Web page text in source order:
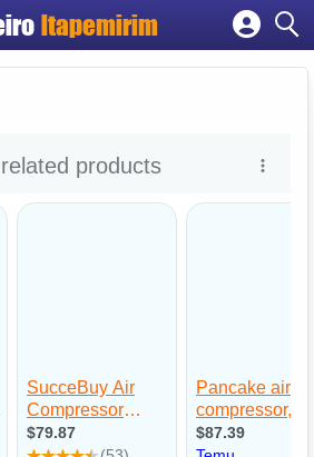
Itapemirim
Cadastrar empresa